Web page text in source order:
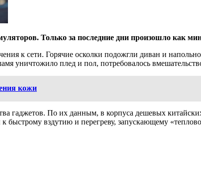
Только за последние дни произошло как
к сети. Горячие осколки подожгли диван и
уничтожило плед и пол, потребовалось
кожи
гаджетов. По их данным, в корпуса дешевых
быстрому вздутию и перегреву, запускающему